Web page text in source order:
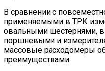
В сравнении с
применяемыми в ТРК
овальными шестернями,
поршневыми и
массовые расходомеры
преимуществами: